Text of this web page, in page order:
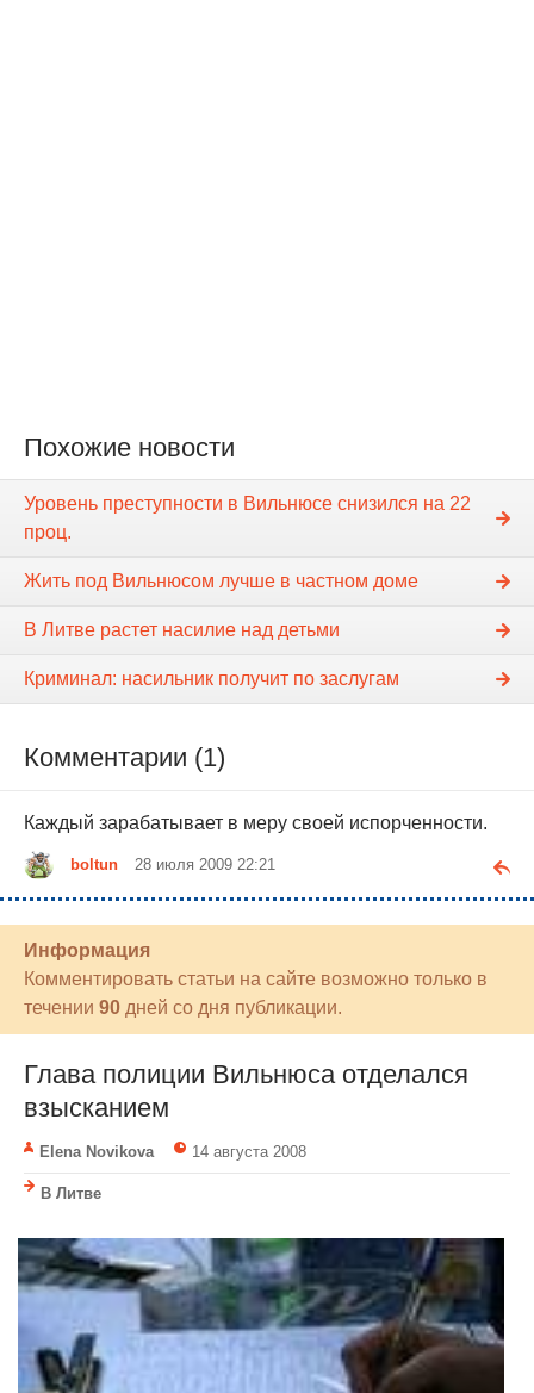
Похожие новости
Уровень преступности в Вильнюсе снизился на 22
проц.
Жить под Вильнюсом лучше в частном доме
В Литве растет насилие над детьми
Криминал: насильник получит по заслугам
Комментарии (1)
Каждый зарабатывает в меру своей испорченности.
boltun 28 июля 2009 22:21
Информация
Комментировать статьи на сайте возможно только в
течении 90 дней со дня публикации.
Глава полиции Вильнюса отделался
взысканием
Elena Novikova 14 августа 2008
В Литве